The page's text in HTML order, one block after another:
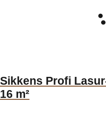
Sikkens Profi
16 m²